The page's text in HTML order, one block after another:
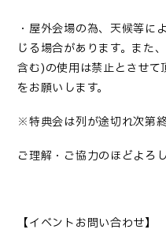
・屋外会場の為、天候等に
じる場合があります。また
含む)の使用は禁止とさせて
をお願いします。
※特典会は列が途切れ次第終
ご理解・ご協力のほどよろ
【イベントお問い合わせ】